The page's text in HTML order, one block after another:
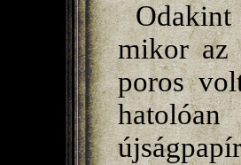
mikor az
poros